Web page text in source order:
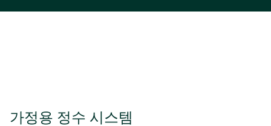
가정용 정수 시스템